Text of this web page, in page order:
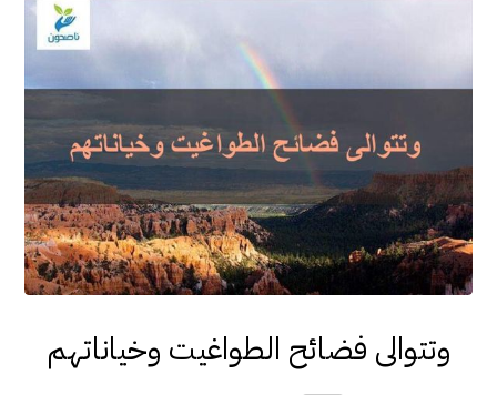
وتتوالى فضائح الطواغيت وخياناتهم